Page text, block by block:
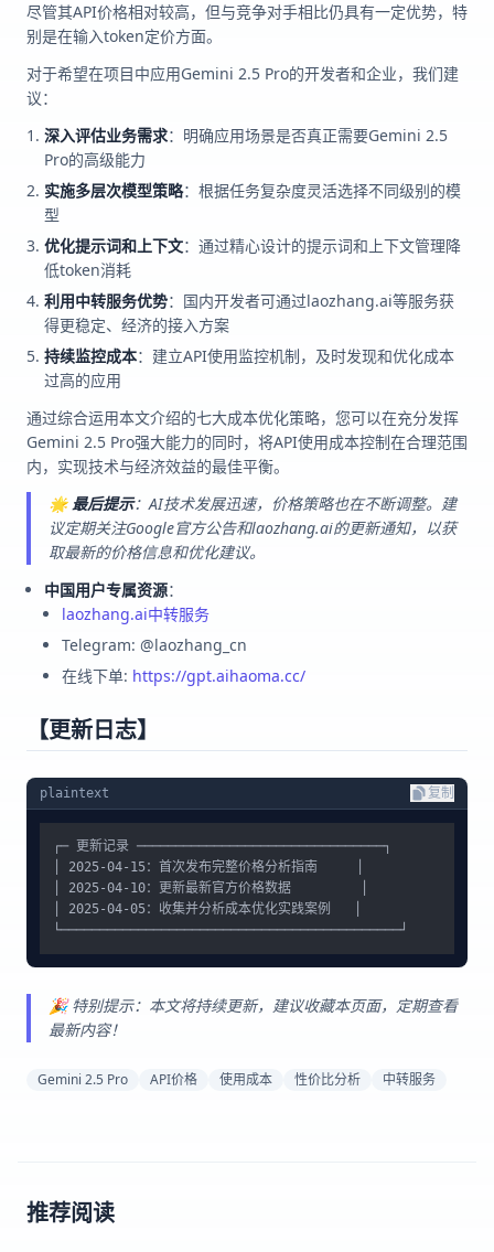
尽管其API价格相对较高，但与竞争对手相比仍具有一定优势，特
别是在输入token定价方面。
对于希望在项目中应用Gemini 2.5 Pro的开发者和企业，我们建
议：
深入评估业务需求：明确应用场景是否真正需要Gemini 2.5
Pro的高级能力
实施多层次模型策略：根据任务复杂度灵活选择不同级别的模
型
优化提示词和上下文：通过精心设计的提示词和上下文管理降
低token消耗
利用中转服务优势：国内开发者可通过laozhang.ai等服务获
得更稳定、经济的接入方案
持续监控成本：建立API使用监控机制，及时发现和优化成本
过高的应用
通过综合运用本文介绍的七大成本优化策略，您可以在充分发挥
Gemini 2.5 Pro强大能力的同时，将API使用成本控制在合理范围
内，实现技术与经济效益的最佳平衡。
🌟最后提示：AI技术发展迅速，价格策略也在不断调整。建
议定期关注Google官方公告和laozhang.ai的更新通知，以获
取最新的价格信息和优化建议。
中国用户专属资源：
laozhang.ai中转服务
Telegram: @laozhang_cn
在线下单: https://gpt.aihaoma.cc/
【更新日志】
plaintext 复制
┌─ 更新记录 ────────────────────────────────┐
│ 2025-04-15：首次发布完整价格分析指南     │
│ 2025-04-10：更新最新官方价格数据         │
│ 2025-04-05：收集并分析成本优化实践案例   │
🎉 特别提示：本文将持续更新，建议收藏本页面，定期查看
最新内容！
Gemini 2.5 Pro API价格 使用成本 性价比分析 中转服务
推荐阅读